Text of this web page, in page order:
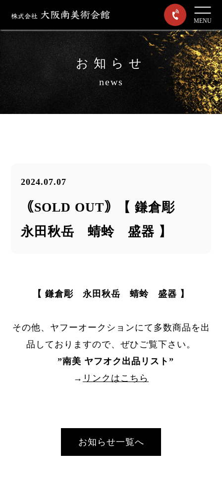
MENU
お知らせ
news
2024.07.07
｟SOLD OUT｠【 鎌倉彫
永田秋岳 蜻蛉 盛器 】
【 鎌倉彫 永田秋岳 蜻蛉 盛器 】
その他、ヤフーオークションにて多数商品を出
品しておりますので、ぜひご覧下さい。
”南美 ヤフオク出品リスト ”
→ リンクはこちら
お知らせ一覧へ